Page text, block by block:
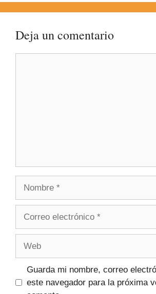
Deja un comentario
Guarda mi nombre, correo
este navegador para la próxima